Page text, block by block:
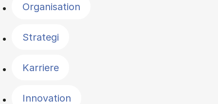
Organisation
Strategi
Karriere
Innovation